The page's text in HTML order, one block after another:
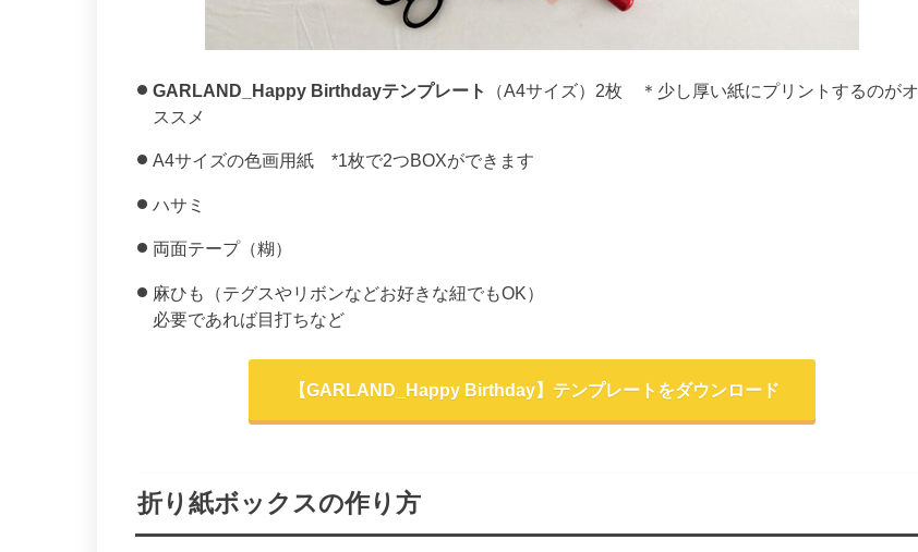
GARLAND_Happy Birthdayテンプレート
（A4サイズ）2枚 ＊少し厚い紙にプリントするのがオ
ススメ
A4サイズの色画用紙 *1枚で2つBOXができます
ハサミ
両面テープ（糊）
麻ひも（テグスやリボンなどお好きな紐でもOK）
必要であれば目打ちなど
【GARLAND_Happy Birthday】テンプレートをダウンロード
折り紙ボックスの作り方